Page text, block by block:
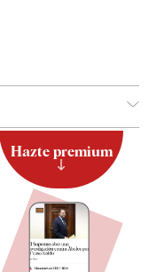
Hazte premium